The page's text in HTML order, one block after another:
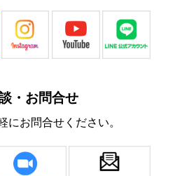
・お問合せ
にお問合せください。